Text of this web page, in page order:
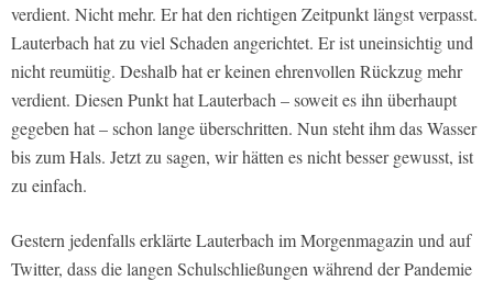
verdient. Nicht mehr. Er hat den richtigen Zeitpunkt längst verpasst.
Lauterbach hat zu viel Schaden angerichtet. Er ist uneinsichtig und
nicht reumütig. Deshalb hat er keinen ehrenvollen Rückzug mehr
verdient. Diesen Punkt hat Lauterbach – soweit es ihn überhaupt
gegeben hat – schon lange überschritten. Nun steht ihm das Wasser
bis zum Hals. Jetzt zu sagen, wir hätten es nicht besser gewusst, ist
zu einfach.
Gestern jedenfalls erklärte Lauterbach im Morgenmagazin und auf
Twitter, dass die langen Schulschließungen während der Pandemie